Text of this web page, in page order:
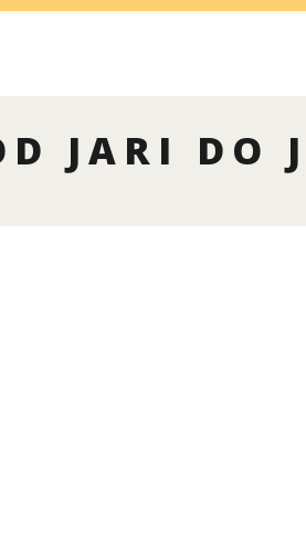
JARI DO